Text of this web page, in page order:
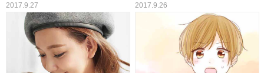
2017.9.27
2017.9.26